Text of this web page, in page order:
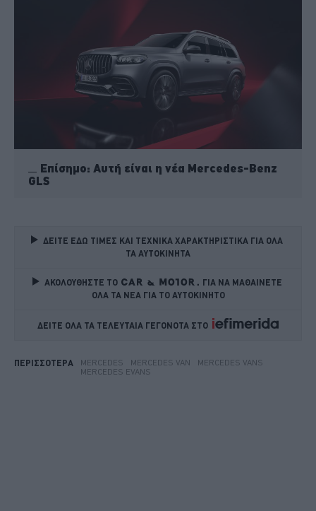
Επίσημο: Αυτή είναι η νέα Mercedes-Benz
GLS
ΔΕΙΤΕ ΕΔΩ ΤΙΜΕΣ ΚΑΙ ΤΕΧΝΙΚΑ ΧΑΡΑΚΤΗΡΙΣΤΙΚΑ ΓΙΑ ΟΛΑ
ΤΑ ΑΥΤΟΚΙΝΗΤΑ
ΑΚΟΛΟΥΘΗΣΤΕ ΤΟ
ΓΙΑ ΝΑ ΜΑΘΑΙΝΕΤΕ
ΟΛΑ ΤΑ ΝΕΑ ΓΙΑ ΤΟ ΑΥΤΟΚΙΝΗΤΟ
ΔΕΙΤΕ ΟΛΑ ΤΑ ΤΕΛΕΥΤΑΙΑ ΓΕΓΟΝΟΤΑ ΣΤΟ
ΠΕΡΙΣΣΟΤΕΡΑ MERCEDES MERCEDES VAN
MERCEDES VANS
MERCEDES EVANS